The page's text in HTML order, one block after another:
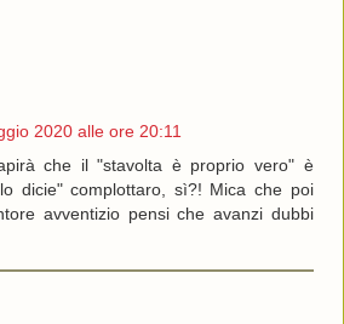
2020 alle ore 20:11
che il "stavolta è proprio vero" è
dicie" complottaro, sì?! Mica che poi
avventizio pensi che avanzi dubbi